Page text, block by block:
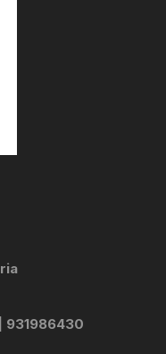
931986430